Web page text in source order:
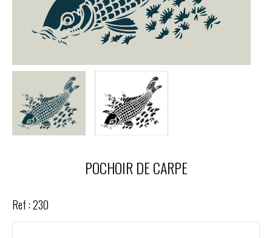
POCHOIR DE CARPE
Ref :230